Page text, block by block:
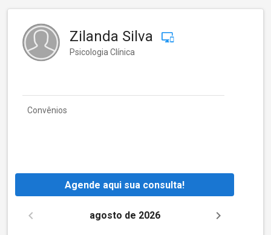
Zilanda Silva
Psicologia Clínica
Convênios
Agende aqui sua consulta!
agosto de 2026